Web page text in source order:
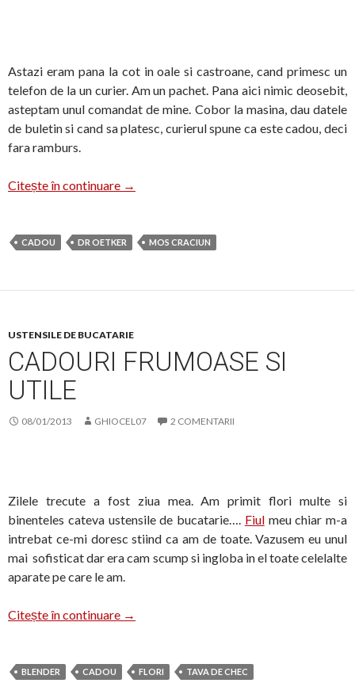
Astazi eram pana la cot in oale si castroane, cand primesc un
telefon de la un curier. Am un pachet. Pana aici nimic deosebit,
asteptam unul comandat de mine. Cobor la masina, dau datele
de buletin si cand sa platesc, curierul spune ca este cadou, deci
fara ramburs.
Citește în continuare Cadou de la Dr.Oetker
→
CADOU DR OETKER MOS CRACIUN
USTENSILE DE BUCATARIE
CADOURI FRUMOASE SI
UTILE
08/01/2013 GHIOCEL07 2 COMENTARII
Zilele trecute a fost ziua mea. Am primit flori multe si
binenteles cateva ustensile de bucatarie…. Fiulmeu chiar m-a
intrebat ce-mi doresc stiind ca am de toate. Vazusem eu unul
mai sofisticat dar era cam scump si ingloba in el toate celelalte
aparate pe care le am.
Citește în continuare Cadouri frumoase si utile
→
BLENDER CADOU FLORI TAVA DE CHEC